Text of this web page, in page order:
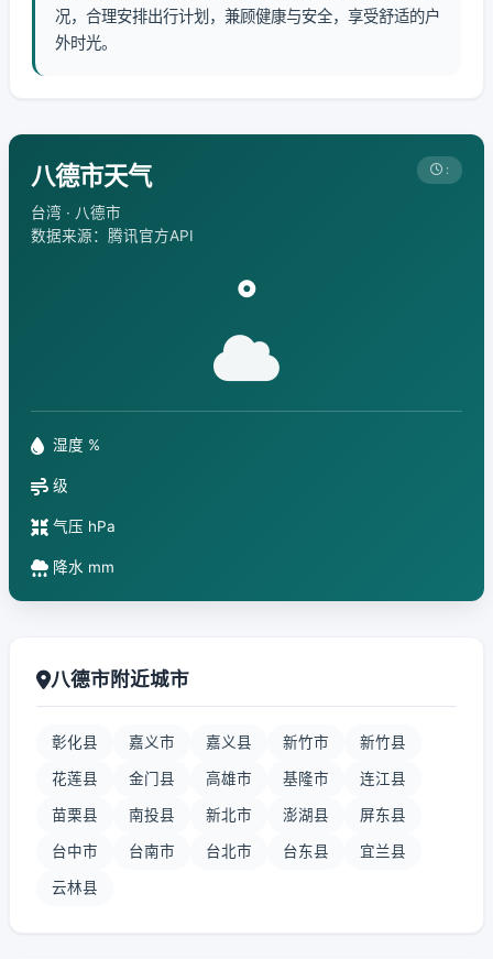
况，合理安排出行计划，兼顾健康与安全，享受舒适的户
外时光。
八德市天气
台湾 · 八德市
数据来源：腾讯官方API
:
°
湿度 %
级
气压 hPa
降水 mm
八德市附近城市
彰化县 嘉义市 嘉义县 新竹市 新竹县
花莲县 金门县 高雄市 基隆市 连江县
苗栗县 南投县 新北市 澎湖县 屏东县
台中市 台南市 台北市 台东县 宜兰县
云林县